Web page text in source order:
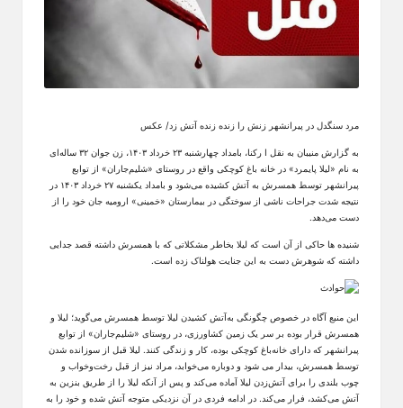
مرد سنگدل در پیرانشهر زنش را زنده زنده آتش زد/ عکس
به گزارش منیبان به نقل ا رکنا، بامداد چهارشنبە ۲۳ خرداد ۱۴۰۳، زن جوان ۳۲ ساله‌ای
به نام «لیلا پایمرد» در خانه باغ کوچکی واقع در روستای «شلیم‌جاران» از توابع
پیرانشهر توسط همسرش به آتش کشیده می‌شود و بامداد یکشنبە ۲۷ خرداد ۱۴۰۳ در
نتیجه شدت جراحات ناشی از سوختگی در بیمارستان «خمینی» ارومیه جان خود را از
دست می‌دهد.
شنیده ها حاکی از آن است که لیلا بخاطر مشکلاتی که با همسرش داشته قصد جدایی
داشته که شوهرش دست به این جنایت هولناک زده است.
این منبع آگاه در خصوص چگونگی به‌آتش کشیدن لیلا توسط همسرش می‌گوید؛ لیلا و
همسرش قرار بوده بر سر یک زمین کشاورزی، در روستای «شلیم‌جاران» از توابع
پیرانشهر که دارای خانه‌باغ کوچکی بوده، کار و زندگی کنند. لیلا قبل از سوزانده شدن
توسط همسرش، بیدار می شود و دوباره می‌خوابد، مراد نیز از قبل رخت‌وخواب و
چوب بلندی را برای آتش‌زدن لیلا آماده‌ می‌کند و پس از آنکه لیلا را از طریق بنزین به
آتش می‌کشد، فرار می‌کند. در ادامه فردی در آن نزدیکی متوجه آتش شده و خود را به